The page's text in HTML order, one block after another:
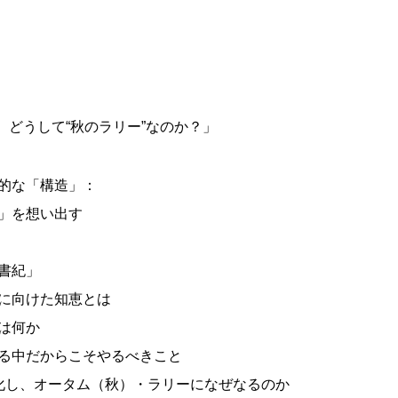
して“秋のラリー”なのか？」
な「構造」：
を想い出す
紀」
向けた知恵とは
何か
中だからこそやるべきこと
、オータム（秋）・ラリーになぜなるのか